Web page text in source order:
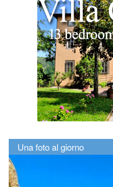
Una foto al giorno